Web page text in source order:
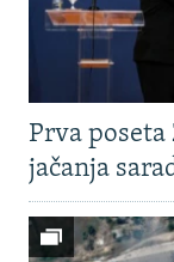
Prva poseta
jačanja